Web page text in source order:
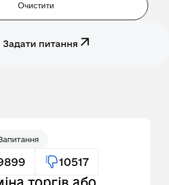
Очистити
Задати питання
10517
торгів або